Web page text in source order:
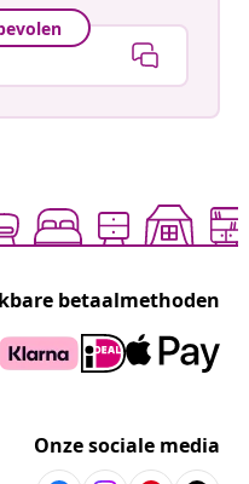
betaalmethoden
Onze sociale media